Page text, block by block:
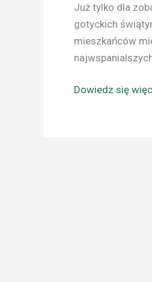
Już tylko dla
gotyckich
mieszkańców
Dowiedz się